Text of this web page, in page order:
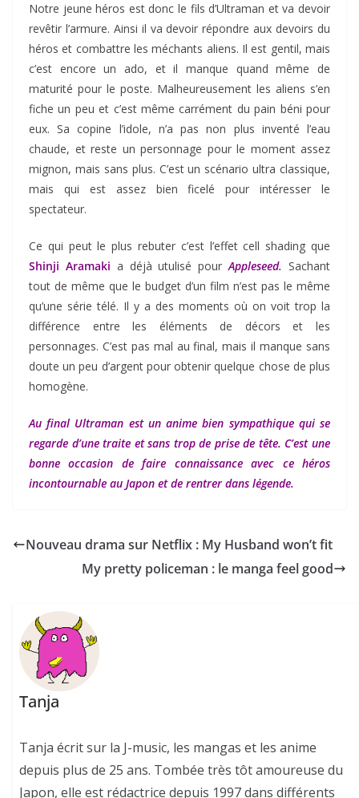
Notre jeune héros est donc le fils d’Ultraman et va devoir
revêtir l’armure. Ainsi il va devoir répondre aux devoirs du
héros et combattre les méchants aliens. Il est gentil, mais
c’est encore un ado, et il manque quand même de
maturité pour le poste. Malheureusement les aliens s’en
fiche un peu et c’est même carrément du pain béni pour
eux. Sa copine l’idole, n’a pas non plus inventé l’eau
chaude, et reste un personnage pour le moment assez
mignon, mais sans plus. C’est un scénario ultra classique,
mais qui est assez bien ficelé pour intéresser le
spectateur.
Ce qui peut le plus rebuter c’est l’effet cell shading que
Shinji Aramaki a déjà utulisé pourAppleseed. Sachant
tout de même que le budget d’un film n’est pas le même
qu’une série télé. Il y a des moments où on voit trop la
différence entre les éléments de décors et les
personnages. C’est pas mal au final, mais il manque sans
doute un peu d’argent pour obtenir quelque chose de plus
homogène.
Au final Ultraman est un anime bien sympathique qui se
regarde d’une traite et sans trop de prise de tête. C’est une
bonne occasion de faire connaissance avec ce héros
incontournable au Japon et de rentrer dans légende.
Nouveau drama sur Netflix : My Husband won’t fit
My pretty policeman : le manga feel good
Tanja
Tanja écrit sur la J-music, les mangas et les anime
depuis plus de 25 ans. Tombée très tôt amoureuse du
Japon, elle est rédactrice depuis 1997 dans différents